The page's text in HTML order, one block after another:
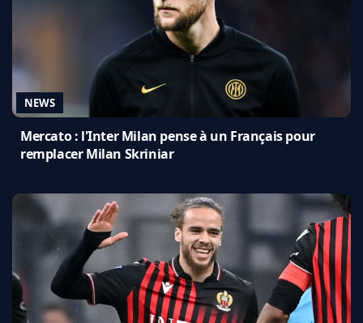
NEWS
Mercato : l'Inter Milan pense à un Français pour
remplacer Milan Skriniar